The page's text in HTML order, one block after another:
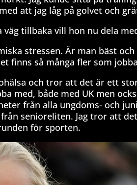
att jag låg på golvet och
tillbaka vill hon nu dela
stressen. Är man bäst och
finns så många fler som
och tror att det är ett
med, både med UK men
från alla ungdoms- och
senioreliten. Jag tror att
för sporten.